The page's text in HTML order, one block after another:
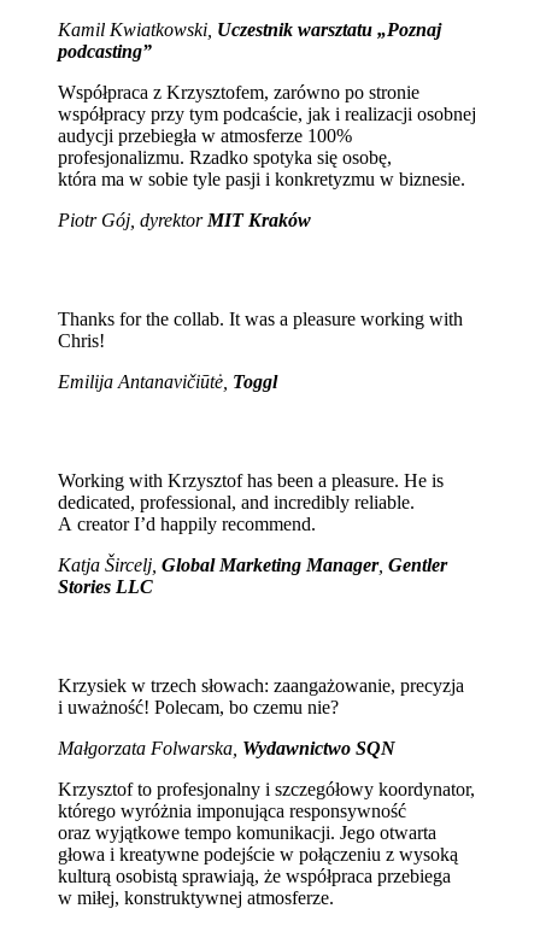
Kamil Kwiatkowski, Uczestnik warsztatu „Poznaj
podcasting”
Współpraca z Krzysztofem, zarówno po stronie
współpracy przy tym podcaście, jak i realizacji osobnej
audycji przebiegła w atmosferze 100%
profesjonalizmu. Rzadko spotyka się osobę,
która ma w sobie tyle pasji i konkretyzmu w biznesie.
Piotr Gój, dyrektorMIT Kraków
Thanks for the collab. It was a pleasure working with
Chris!
Emilija Antanavičiūtė, Toggl
Working with Krzysztof has been a pleasure. He is
dedicated, professional, and incredibly reliable.
A creator I’d happily recommend.
Katja Šircelj, Global Marketing Manager, Gentler
Stories LLC
Krzysiek w trzech słowach: zaangażowanie, precyzja
i uważność! Polecam, bo czemu nie?
Małgorzata Folwarska, Wydawnictwo SQN
Krzysztof to profesjonalny i szczegółowy koordynator,
którego wyróżnia imponująca responsywność
oraz wyjątkowe tempo komunikacji. Jego otwarta
głowa i kreatywne podejście w połączeniu z wysoką
kulturą osobistą sprawiają, że współpraca przebiega
w miłej, konstruktywnej atmosferze.